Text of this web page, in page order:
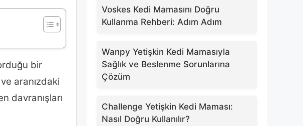
bir
aranızdaki
davranışları
Voskes Kedi Mamasını Doğru
Kullanma Rehberi: Adım Adım
Wanpy Yetişkin Kedi Mamasıyla
Sağlık ve Beslenme Sorunlarına
Çözüm
Challenge Yetişkin Kedi Maması:
Nasıl Doğru Kullanılır?